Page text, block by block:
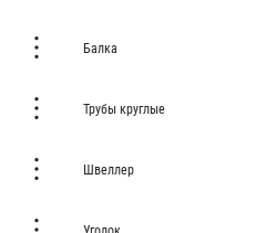
Балка
Трубы круглые
Швеллер